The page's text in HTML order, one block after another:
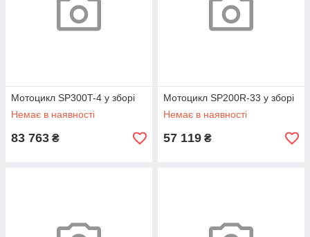
Мотоцикл SP300T-4 у зборі
Немає в наявності
83 763 ₴
Мотоцикл SP200R-33 у зборі
Немає в наявності
57 119 ₴